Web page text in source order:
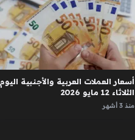
أسعار العملات العربية والأجنبية اليوم
الثلاثاء 12 مايو 2026
منذ 3 أشهر